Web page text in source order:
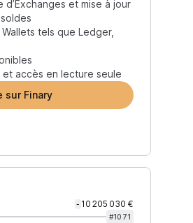
et mise à jour
tels que Ledger,
accès en lecture seule
sur Finary
- 10 205 030 €
#1071